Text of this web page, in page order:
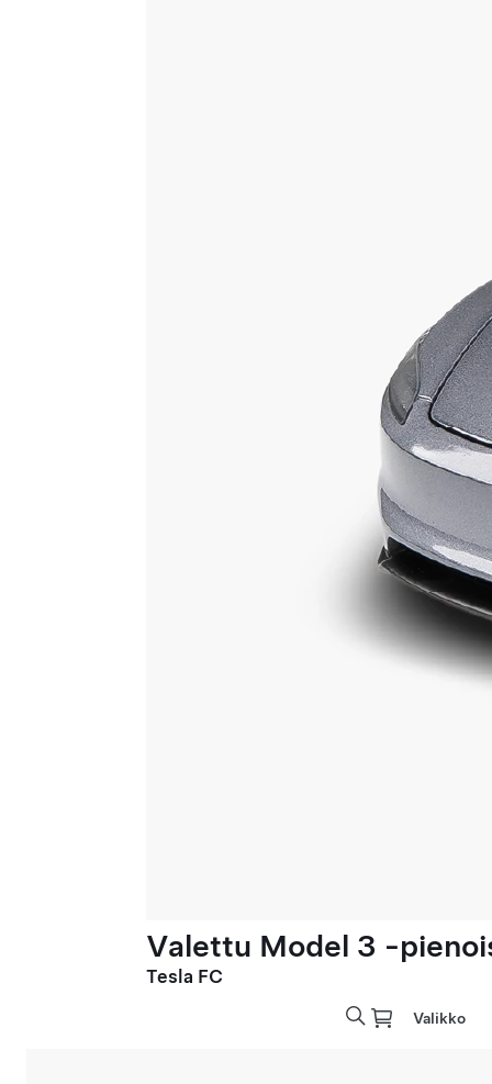
Valettu Model 3 -
Tesla FC
Valikko